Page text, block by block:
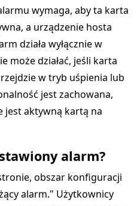
wymaga, aby ta karta
a urządzenie hosta
działa wyłącznie w
może działać, jeśli karta
w tryb uśpienia lub
jest zachowana,
jest aktywną kartą na
alarm?
obszar konfiguracji
alarm." Użytkownicy